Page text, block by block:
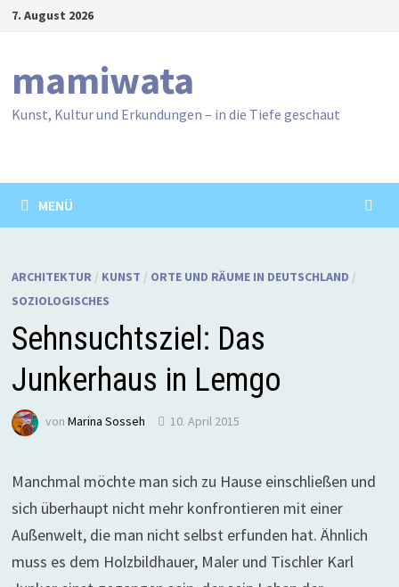
Zum7. August 2026
mamiwata
Kunst, Kultur und Erkundungen – in die Tiefe geschaut
MENÜ
ARCHITEKTUR / KUNST / ORTE UND RÄUME IN DEUTSCHLAND /
SOZIOLOGISCHES
Sehnsuchtsziel: Das
Junkerhaus in Lemgo
von Marina Sosseh 10. April 2015
Manchmal möchte man sich zu Hause einschließen und
sich überhaupt nicht mehr konfrontieren mit einer
Außenwelt, die man nicht selbst erfunden hat. Ähnlich
muss es dem Holzbildhauer, Maler und Tischler Karl